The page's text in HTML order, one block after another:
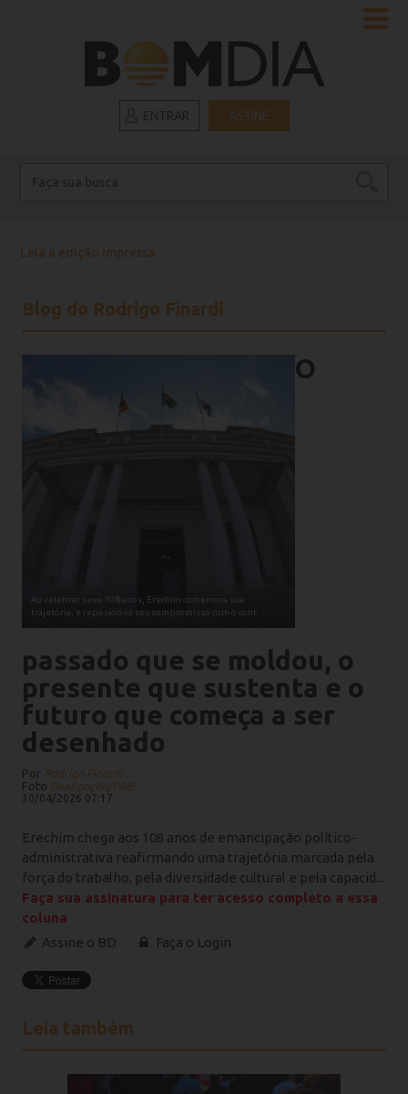
ASSINE
Leia a edição impressa
Blog do Rodrigo Finardi
Ao celebrar seus 108 anos, Erechim comemora sua
trajetória, e reposiciona seu compromisso com o cont
O
passado que se moldou, o
presente que sustenta e o
futuro que começa a ser
desenhado
Por Rodrigo Finardi
Foto Divulgação/PME
30/04/2026 07:17
Erechim chega aos 108 anos de emancipação político-
administrativa reafirmando uma trajetória marcada pela
força do trabalho, pela diversidade cultural e pela capacid...
Faça sua assinatura para ter acesso completo a essa
coluna
Assine o BD
Faça o Login
Leia também